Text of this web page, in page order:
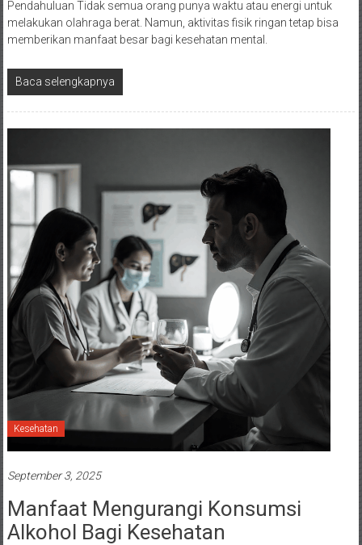
Pendahuluan Tidak semua orang punya waktu atau energi untuk
melakukan olahraga berat. Namun, aktivitas fisik ringan tetap bisa
memberikan manfaat besar bagi kesehatan mental.
Baca selengkapnya
Kesehatan
September 3, 2025
Manfaat Mengurangi Konsumsi
Alkohol Bagi Kesehatan